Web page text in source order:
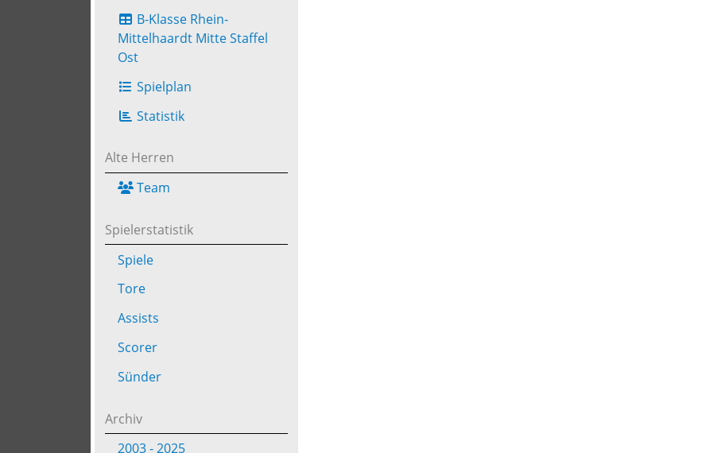
B-Klasse Rhein-
Mittelhaardt Mitte Staffel
Ost
Spielplan
Statistik
Alte Herren
Team
Spielerstatistik
Spiele
Tore
Assists
Scorer
Sünder
Archiv
2003 - 2025